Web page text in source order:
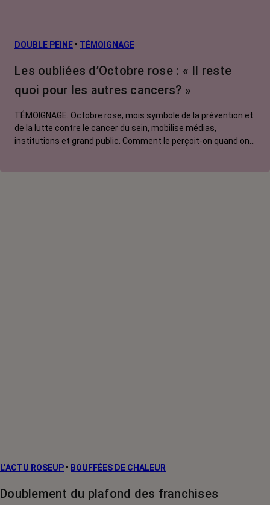
DOUBLE PEINE • TÉMOIGNAGE
Les oubliées d’Octobre rose : « Il reste
quoi pour les autres cancers? »
TÉMOIGNAGE. Octobre rose, mois symbole de la prévention et
de la lutte contre le cancer du sein, mobilise médias,
institutions et grand public. Comment le perçoit-on quand on
L’ACTU ROSEUP • BOUFFÉES DE CHALEUR
Doublement du plafond des franchises